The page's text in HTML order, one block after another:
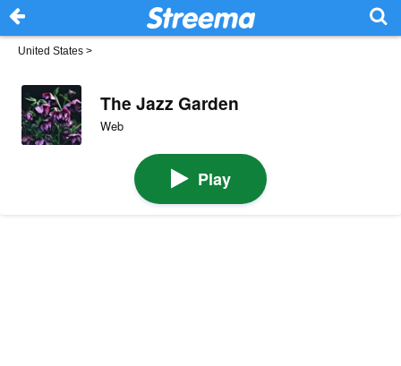
United States >
The Jazz Garden
Web
Play